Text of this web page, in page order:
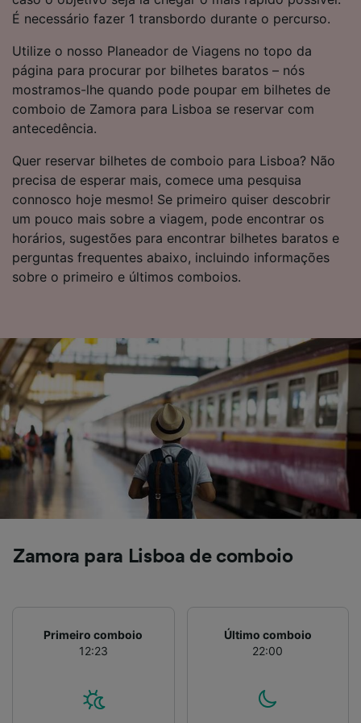
É necessário fazer 1 transbordo durante o percurso.
Utilize o nosso Planeador de Viagens no topo da
página para procurar por bilhetes baratos – nós
mostramos-lhe quando pode poupar em bilhetes de
comboio de Zamora para Lisboa se reservar com
antecedência.
Quer reservar bilhetes de comboio para Lisboa? Não
precisa de esperar mais, comece uma pesquisa
connosco hoje mesmo! Se primeiro quiser descobrir
um pouco mais sobre a viagem, pode encontrar os
horários, sugestões para encontrar bilhetes baratos e
perguntas frequentes abaixo, incluindo informações
sobre o primeiro e últimos comboios.
Zamora para Lisboa de comboio
Primeiro comboio
12:23
Último comboio
22:00
afetarão os dados de navegação. Seus dados
não serão utilizados para fins de rastreamento
se você tiver pedido para não ser rastreado.
Nós e nossos parceiros processamos os
dados para fornecer:
Usar dados exatos de geolocalização.
Verificar ativamente as características do
acessar informações em um dispositivo.
Publicidade e conteúdo personalizados,
medição de publicidade e conteúdo, pesquisa
de público e desenvolvimento de serviços..
Lista de parceiros (fornecedores)